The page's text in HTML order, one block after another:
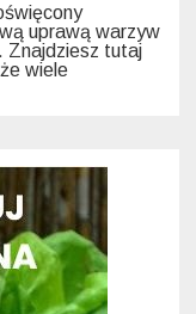
uprawą warzyw
Znajdziesz tutaj
wiele